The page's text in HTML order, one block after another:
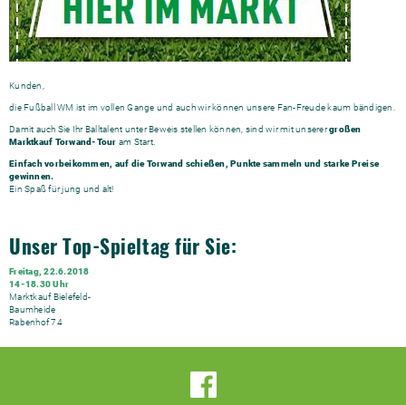
Kunden,
die Fußball WM ist im vollen Gange und auch wir können unsere Fan-Freude kaum bändigen.
Damit auch Sie Ihr Balltalent unter Beweis stellen können, sind wir mit unserergroßen
Marktkauf Torwand-Tour am Start.
Einfach vorbeikommen, auf die Torwand schießen, Punkte sammeln und starke Preise
gewinnen.
Ein Spaß für jung und alt!
Unser Top-Spieltag für Sie:
Freitag, 22.6.2018
14-18.30 Uhr
Marktkauf Bielefeld-
Rabenhof 74